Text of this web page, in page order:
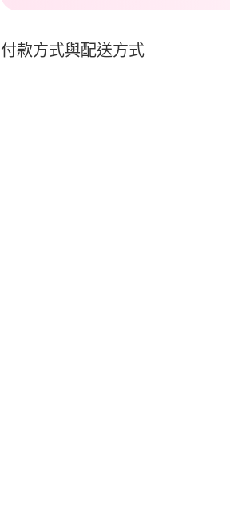
付款方式與配送方式